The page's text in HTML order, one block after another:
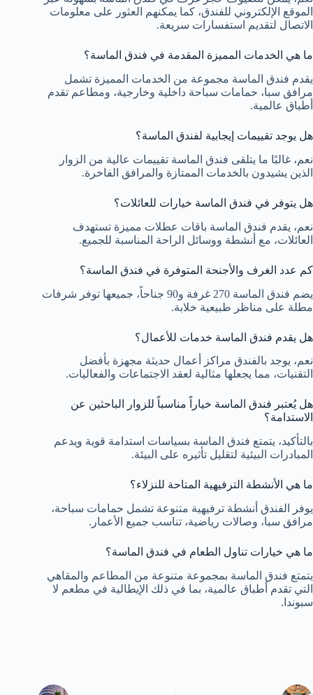
الموقع الإلكتروني للفندق، كما يمكنهم العثور على معلومات
الاتصال لتقديم استفسارات سريعة.
ما هي الخدمات المميزة المقدمة في فندق الماسة؟
يقدم فندق الماسة مجموعة من الخدمات المميزة تشمل
مرافق سبا، حمامات سباحة داخلية وخارجية، ومطاعم تقدم
أطباق عالمية.
هل يوجد تقييمات إيجابية لفندق الماسة؟
نعم، غالبًا ما يتلقى فندق الماسة تقييمات عالية من الزوار
الذين يشيدون بالخدمات الممتازة والمرافق الفاخرة.
هل يتوفر في فندق الماسة خيارات للعائلات؟
نعم، يقدم فندق الماسة باقات عطلات مميزة تستهدف
العائلات، مع أنشطة ووسائل الراحة المناسبة للجميع.
كم عدد الغرف والأجنحة المتوفرة في فندق الماسة؟
يضم فندق الماسة 270 غرفة و90 جناحاً، جميعها توفر شرفات
مطلة على مناظر طبيعية خلابة.
هل يقدم فندق الماسة خدمات للأعمال؟
نعم، يوجد بالفندق مراكز أعمال حديثة مجهزة بأفضل
التقنيات، مما يجعلها مثالية لعقد الاجتماعات والفعاليات.
هل يُعتبر فندق الماسة خياراً مناسباً للزوار الباحثين عن
الاستدامة؟
بالتأكيد، يتمتع فندق الماسة بسياسات استدامة قوية ويدعم
المبادرات البيئية لتقليل تأثيره على البيئة.
ما هي الأنشطة الترفيهية المتاحة للنزلاء؟
يوفر الفندق أنشطة ترفيهية متنوعة تشمل حمامات سباحة،
مرافق سبا، وصالات رياضية، تناسب جميع الأعمار.
ما هي خيارات تناول الطعام في فندق الماسة؟
يتمتع فندق الماسة بمجموعة متنوعة من المطاعم والمقاهي
التي تقدم أطباق عالمية، بما في ذلك الإيطالية في مطعم لا
سبوندا.